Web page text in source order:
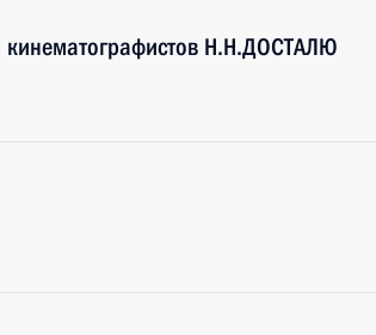
кинематографистов Н.Н.ДОСТАЛЮ